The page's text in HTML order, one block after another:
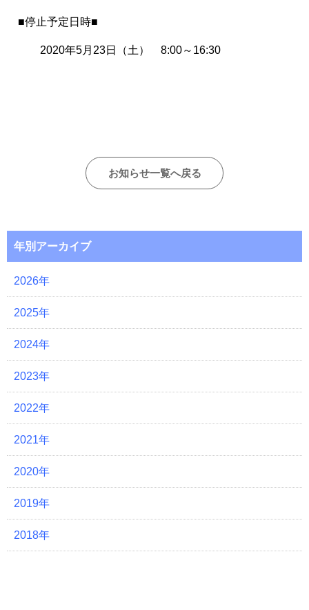
■停止予定日時■
2020年5月23日（土） 8:00～16:30
お知らせ一覧へ戻る
年別アーカイブ
2026年
2025年
2024年
2023年
2022年
2021年
2020年
2019年
2018年